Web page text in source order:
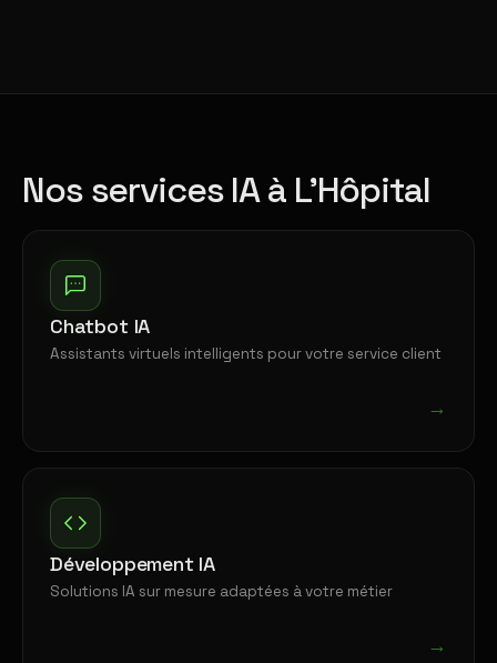
Nos services IA à L'Hôpital
Chatbot IA
Assistants virtuels intelligents pour votre service client
→
Développement IA
Solutions IA sur mesure adaptées à votre métier
→